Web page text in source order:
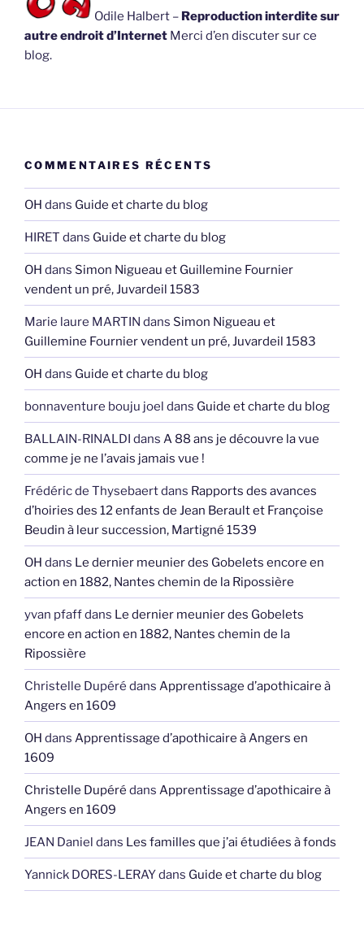
Odile Halbert – Reproduction interdite sur
autre endroit d’Internet Merci d’en discuter sur ce
blog.
COMMENTAIRES RÉCENTS
OH dans Guide et charte du blog
HIRET dans Guide et charte du blog
OH dans Simon Nigueau et Guillemine Fournier
vendent un pré, Juvardeil 1583
Marie laure MARTIN dans Simon Nigueau et
Guillemine Fournier vendent un pré, Juvardeil 1583
OH dans Guide et charte du blog
bonnaventure bouju joel dans Guide et charte du blog
BALLAIN-RINALDI dans A 88 ans je découvre la vue
comme je ne l’avais jamais vue !
Frédéric de Thysebaertdans Rapports des avances
d’hoiries des 12 enfants de Jean Berault et Françoise
Beudin à leur succession, Martigné 1539
OH dans Le dernier meunier des Gobelets encore en
action en 1882, Nantes chemin de la Ripossière
yvan pfaffdans Le dernier meunier des Gobelets
encore en action en 1882, Nantes chemin de la
Ripossière
Christelle Dupéré dans Apprentissage d’apothicaire à
Angers en 1609
OH dans Apprentissage d’apothicaire à Angers en
1609
Christelle Dupéré dans Apprentissage d’apothicaire à
Angers en 1609
JEAN Daniel dans Les familles que j’ai étudiées à fonds
Yannick DORES-LERAYdans Guide et charte du blog